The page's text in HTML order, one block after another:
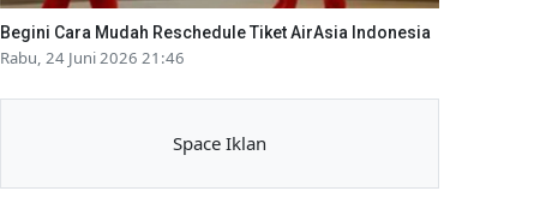
Begini Cara Mudah Reschedule Tiket AirAsia Indonesia
Rabu, 24 Juni 2026 21:46
Space Iklan